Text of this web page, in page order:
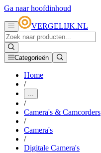
Ga naar hoofdinhoud
VERGELIJK.NL
Categorieën
Home
/
...
/
Camera's & Camcorders
/
Camera's
/
Digitale Camera's